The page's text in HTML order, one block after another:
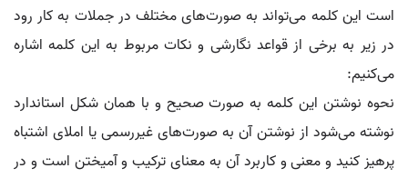
است این کلمه می‌تواند به صورت‌های مختلف در جملات به کار رود
در زیر به برخی از قواعد نگارشی و نکات مربوط به این کلمه اشاره
می‌کنیم:
نحوه نوشتن این کلمه به صورت صحیح و با همان شکل استاندارد
نوشته می‌شود از نوشتن آن به صورت‌های غیررسمی یا املای اشتباه
پرهیز کنید و معنی و کاربرد آن به معنای ترکیب و آمیختن است و در